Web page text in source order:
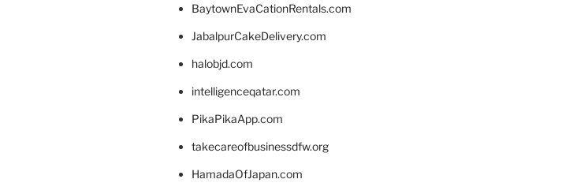
BaytownEvaCationRentals.com
JabalpurCakeDelivery.com
halobjd.com
intelligenceqatar.com
PikaPikaApp.com
takecareofbusinessdfw.org
HamadaOfJapan.com